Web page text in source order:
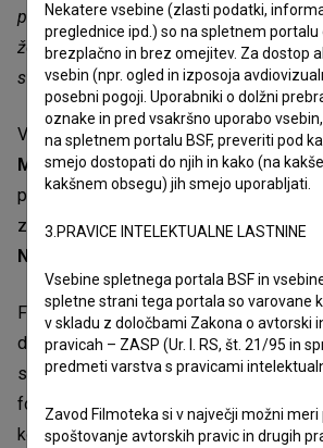
prepredena s predsodki vezanimi na
žensko telo, materinstvo. Naslavlja tudi
svoboščinah, o katerih naj bi se že
V glavni vlogi nastopaLucija Ostan
Maruša Majer,Primož Pirnatin
predstavnika manosfere, vidimo na
za film razvil Nejc Krokter. V epizodni
Nataša Jerant Zupančič
Film vizualno združuje realizem s
dokumentaristično estetiko s stilizirano
sterilno bolnico in ranljivo prezenco
fotografije je
Sašo Štih , scenograf Žan
kostumografinjaKatarina Šavs ,
Nekatere vsebine (zlasti podatki,
preglednice ipd.) so na spletnem portalu
brezplačno in brez omejitev. Za dostop
vsebin (npr. ogled in izposoja
posebni pogoji. Uporabniki o dolžni
oznake in pred vsakršno uporabo
na spletnem portalu BSF, preveriti pod
smejo dostopati do njih in kako (na
kakšnem obsegu) jih smejo uporabljati.
3.PRAVICE INTELEKTUALNE LASTNINE
Vsebine spletnega portala BSF in
spletne strani tega portala so varovane
v skladu z določbami Zakona o avtorski
pravicah – ZASP (Ur. l. RS, št. 21/95 in
predmeti varstva s pravicami
Zavod Filmoteka si v največji možni
spoštovanje avtorskih pravic in drugih